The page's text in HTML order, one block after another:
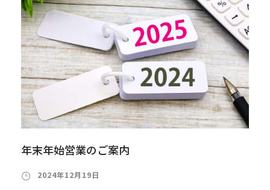
年末年始営業のご案内
2024年12月19日